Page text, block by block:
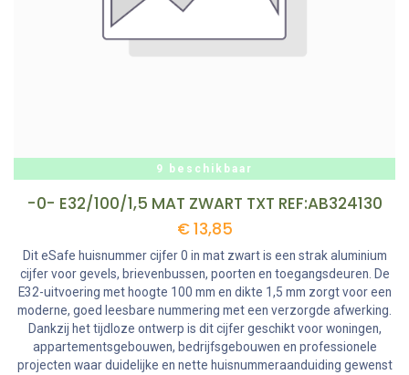
9 beschikbaar
-0- E32/100/1,5 MAT ZWART TXT REF:AB324130
€13,85
Dit eSafe huisnummer cijfer 0 in mat zwart is een strak aluminium
cijfer voor gevels, brievenbussen, poorten en toegangsdeuren. De
E32-uitvoering met hoogte 100 mm en dikte 1,5 mm zorgt voor een
moderne, goed leesbare nummering met een verzorgde afwerking.
Dankzij het tijdloze ontwerp is dit cijfer geschikt voor woningen,
appartementsgebouwen, bedrijfsgebouwen en professionele
projecten waar duidelijke en nette huisnummeraanduiding gewenst